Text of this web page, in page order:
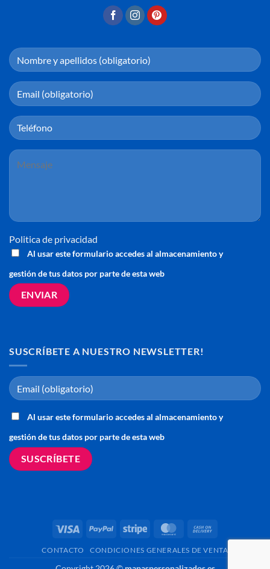
Politica de privacidad
Al usar este formulario accedes al almacenamiento y
gestión de tus datos por parte de esta web
SUSCRÍBETE A NUESTRO NEWSLETTER!
Al usar este formulario accedes al almacenamiento y
gestión de tus datos por parte de esta web
Visa PayPal Stripe MasterCard
Delivery
CONTACTO CONDICIONES GENERALES DE VENTA